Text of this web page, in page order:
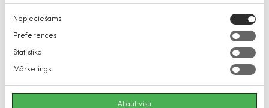
Piekrišanas
izvēle
Nepieciešams
Preferences
Statistika
Mārketings
Atļaut visu